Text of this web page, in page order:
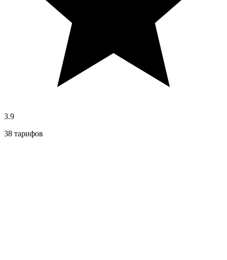
3.9
38 тарифов